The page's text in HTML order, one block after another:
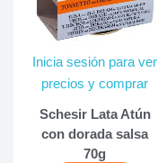
Inicia sesión para ver
precios y comprar
Schesir Lata Atún
con dorada salsa
70g